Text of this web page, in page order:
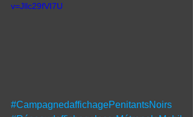
v=Jllc29fVI7U
#CampagnedaffichagePenitantsNoirs